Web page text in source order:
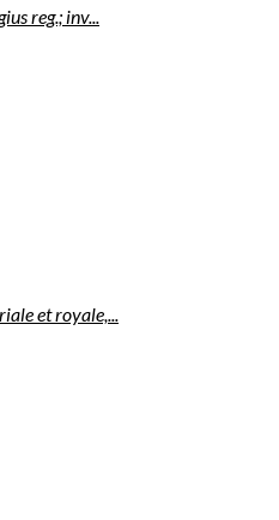
reg.; inv...
et royale,...